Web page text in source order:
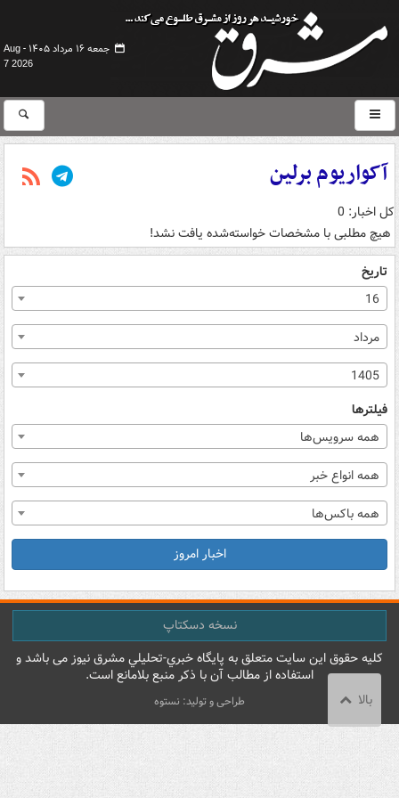
جمعه ۱۶ مرداد ۱۴۰۵ -
Aug
7 2026
آکواریوم برلین
کل اخبار: 0
هیچ مطلبی با مشخصات خواسته‌شده یافت نشد!
تاریخ
16
مرداد
1405
فیلترها
همه سرویس‌ها
همه انواع خبر
همه باکس‌ها
اخبار امروز
نسخه دسکتاپ
کليه حقوق اين سايت متعلق به پایگاه خبري-تحليلي مشرق نيوز می باشد و
استفاده از مطالب آن با ذکر منبع بلامانع است.
طراحی و تولید: نستوه بالا